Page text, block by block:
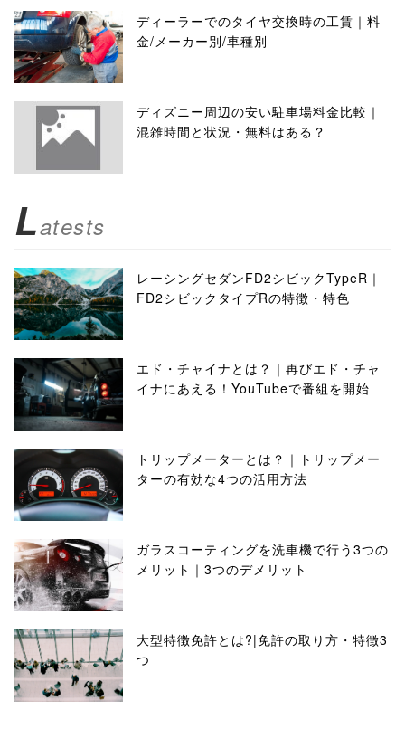
ディーラーでのタイヤ交換時の工賃｜料
金/メーカー別/車種別
ディズニー周辺の安い駐車場料金比較｜
混雑時間と状況・無料はある？
Latests
レーシングセダンFD2シビックTypeR｜
FD2シビックタイプRの特徴・特色
エド・チャイナとは？｜再びエド・チャ
イナにあえる！YouTubeで番組を開始
トリップメーターとは？｜トリップメー
ターの有効な4つの活用方法
ガラスコーティングを洗車機で行う3つの
メリット｜3つのデメリット
大型特徴免許とは?|免許の取り方・特徴3
つ